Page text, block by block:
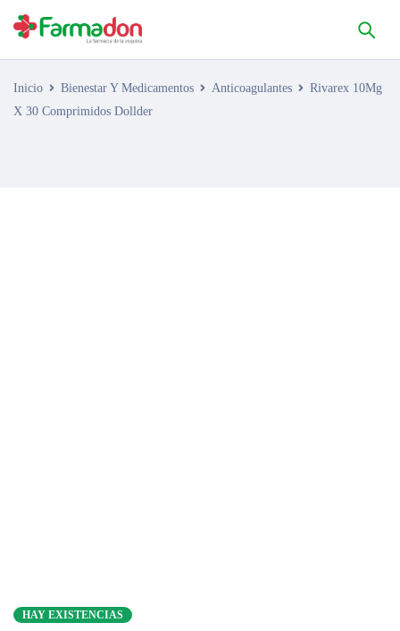
Inicio Bienestar Y Medicamentos Anticoagulantes
Rivarex 10Mg
X 30 Comprimidos Dollder
HAY EXISTENCIAS